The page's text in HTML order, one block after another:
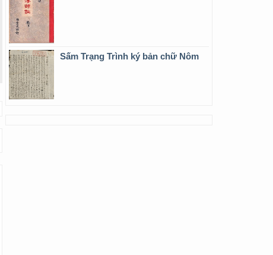
Sấm Trạng Trình ký bản chữ Nôm